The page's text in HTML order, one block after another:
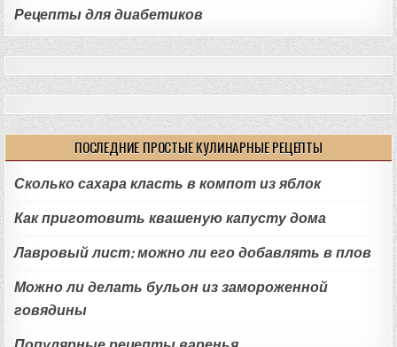
Рецепты для диабетиков
ПОСЛЕДНИЕ ПРОСТЫЕ КУЛИНАРНЫЕ РЕЦЕПТЫ
Сколько сахара класть в компот из яблок
Как приготовить квашеную капусту дома
Лавровый лист: можно ли его добавлять в плов
Можно ли делать бульон из замороженной
говядины